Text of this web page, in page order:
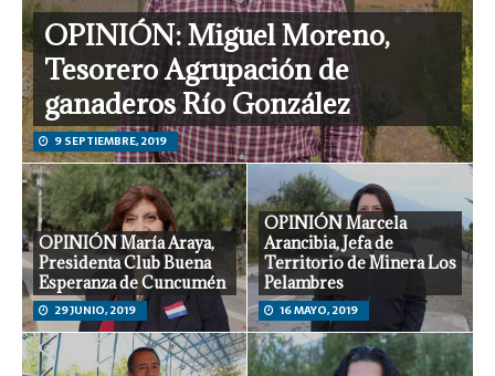
OPINIÓN: Miguel Moreno,
Tesorero Agrupación de
ganaderos Río González
9 SEPTIEMBRE, 2019
OPINIÓN María Araya,
Presidenta Club Buena
Esperanza de Cuncumén
29 JUNIO, 2019
OPINIÓN Marcela
Arancibia, Jefa de
Territorio de Minera Los
Pelambres
16 MAYO, 2019